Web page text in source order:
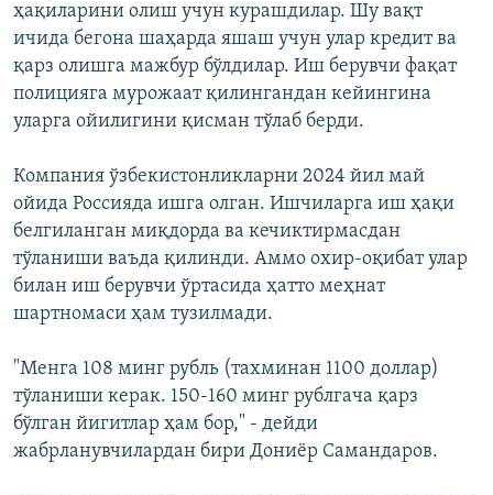
ҳақиларини олиш учун курашдилар. Шу вақт
ичида бегона шаҳарда яшаш учун улар кредит ва
қарз олишга мажбур бўлдилар. Иш берувчи фақат
полицияга мурожаат қилингандан кейингина
уларга ойилигини қисман тўлаб берди.
Компания ўзбекистонликларни 2024 йил май
ойида Россияда ишга олган. Ишчиларга иш ҳақи
белгиланган миқдорда ва кечиктирмасдан
тўланиши ваъда қилинди. Аммо охир-оқибат улар
билан иш берувчи ўртасида ҳатто меҳнат
шартномаси ҳам тузилмади.
"Менга 108 минг рубль (тахминан 1100 доллар)
тўланиши керак. 150-160 минг рублгача қарз
бўлган йигитлар ҳам бор," - дейди
жабрланувчилардан бири Дониёр Самандаров.